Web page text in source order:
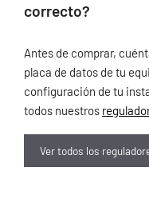
correcto?
Antes de comprar,
placa de datos de tu
configuración de tu
todos nuestros
Ver todos los